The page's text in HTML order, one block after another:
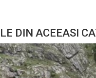
DIN ACEEASI